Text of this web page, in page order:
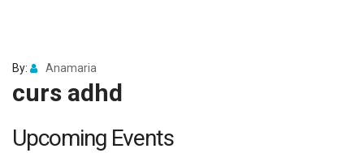
By: Anamaria
curs adhd
Upcoming Events